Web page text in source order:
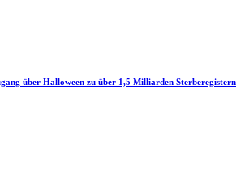
über Halloween zu über 1,5 Milliarden Sterberegistern